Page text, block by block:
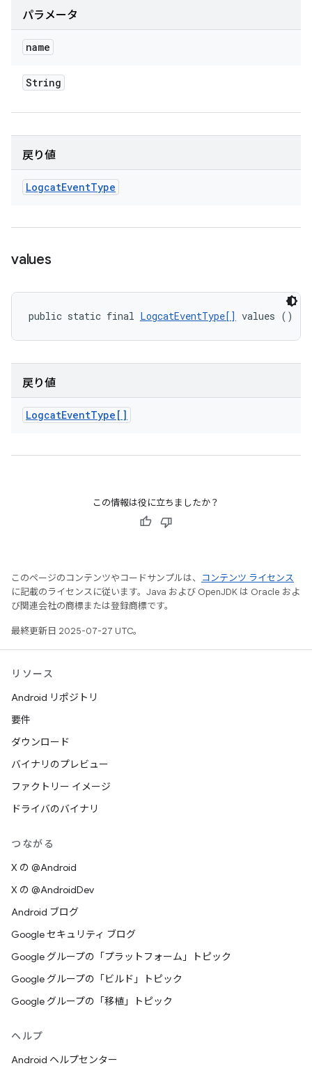
パラメータ
name
String
戻り値
LogcatEventType
values
public static final LogcatEventType[] values ()
戻り値
LogcatEventType[]
この情報は役に立ちましたか？
このページのコンテンツやコードサンプルは、
コンテンツ ライセンス
に記載のライセンスに従います。Java および OpenJDK は Oracle およ
び関連会社の商標または登録商標です。
最終更新日 2025-07-27 UTC。
リソース
Android リポジトリ
要件
ダウンロード
バイナリのプレビュー
ファクトリー イメージ
ドライバのバイナリ
つながる
X の @Android
X の @AndroidDev
Android ブログ
Google セキュリティ ブログ
Google グループの「プラットフォーム」トピック
Google グループの「ビルド」トピック
Google グループの「移植」トピック
ヘルプ
Android ヘルプセンター